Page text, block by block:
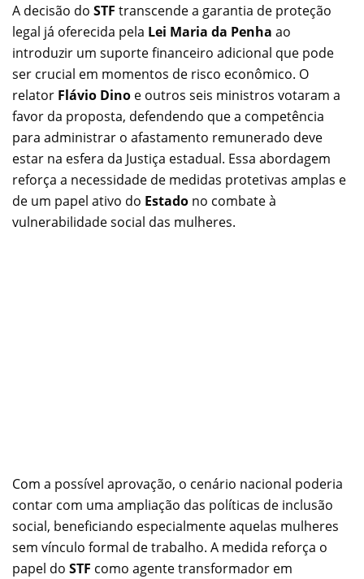
A decisão do STF transcende a garantia de proteção
legal já oferecida pela Lei Maria da Penha ao
introduzir um suporte financeiro adicional que pode
ser crucial em momentos de risco econômico. O
relator Flávio Dino e outros seis ministros votaram a
favor da proposta, defendendo que a competência
para administrar o afastamento remunerado deve
estar na esfera da Justiça estadual. Essa abordagem
reforça a necessidade de medidas protetivas amplas e
de um papel ativo do Estado no combate à
vulnerabilidade social das mulheres.
Com a possível aprovação, o cenário nacional poderia
contar com uma ampliação das políticas de inclusão
social, beneficiando especialmente aquelas mulheres
sem vínculo formal de trabalho. A medida reforça o
papel do STF como agente transformador em